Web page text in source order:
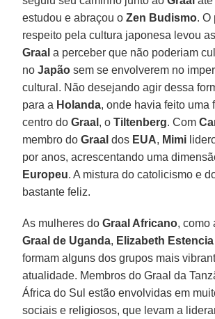
estudou e abraçou oZen Budismo. O
respeito pela cultura japonesa levou
Graal a perceber que não poderiam
noJapão sem se envolverem no
cultural. Não desejando agir dessa
para a Holanda, onde havia feito uma
centro doGraal , oTiltenberg. Com
membro doGraal dos EUA, Mimi
por anos, acrescentando uma
Europeu. A mistura do catolicismo e
bastante feliz.
As mulheres doGraal Africano, como
Graal de Uganda, Elizabeth
formam alguns dos grupos mais
atualidade. Membros do Graal da
África do Sul estão envolvidas em
sociais e religiosos, que levam a